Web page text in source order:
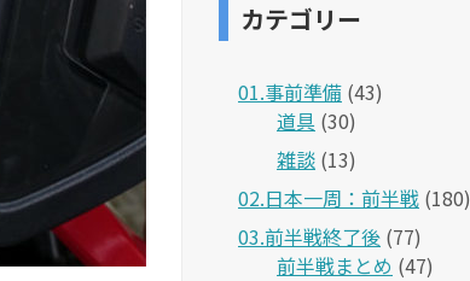
カテゴリー
01.事前準備 (43)
道具 (30)
雑談 (13)
02.日本一周：前半戦 (180)
03.前半戦終了後 (77)
前半戦まとめ (47)